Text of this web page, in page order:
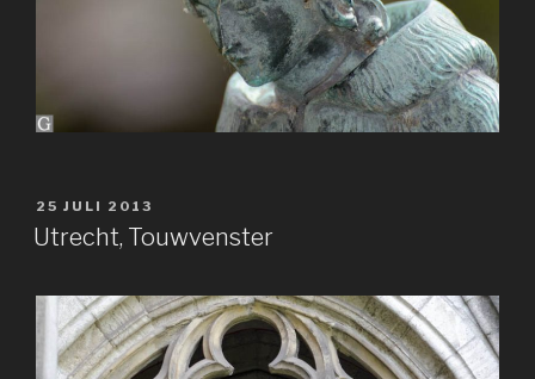
GEPLAATST
OP
25 JULI 2013
Utrecht, Touwvenster